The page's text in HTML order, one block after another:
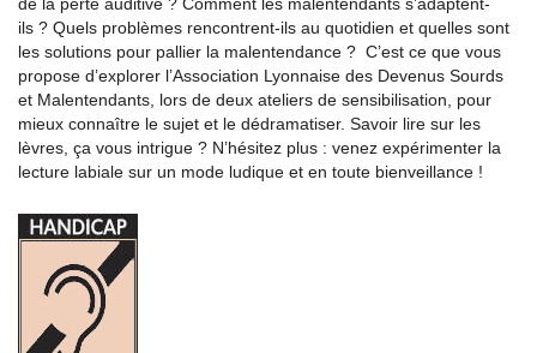
ils ? Quels problèmes rencontrent-ils au quotidien et quelles sont
les solutions pour pallier la malentendance ? C’est ce que vous
propose d’explorer l’Association Lyonnaise des Devenus Sourds
et Malentendants, lors de deux ateliers de sensibilisation, pour
mieux connaître le sujet et le dédramatiser. Savoir lire sur les
lèvres, ça vous intrigue ? N’hésitez plus : venez expérimenter la
lecture labiale sur un mode ludique et en toute bienveillance !